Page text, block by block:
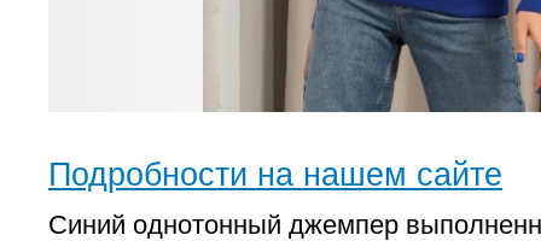
Подробности на нашем сайте
Синий однотонный джемпер